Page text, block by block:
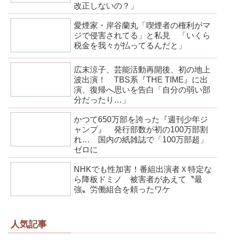
改正しないの？」
愛煙家・岸谷蘭丸「喫煙者の権利がマ
ジで侵害されてる」と私見 「いくら
税金を我々が払ってるんだと」
広末涼子、芸能活動再開後、初の地上
波出演！ TBS系『THE TIME』に出
演、復帰へ思いを告白「自分の弱い部
分だったり…」
かつて650万部を誇った『週刊少年ジ
ャンプ』 発行部数が初の100万部割
れ… 国内の紙雑誌で「100万部超」
ゼロに
NHKでも性加害！番組出演者Ｘ特定な
ら降板ドミノ 被害者があえて〝最
強〟労働組合を頼ったワケ
人気記事